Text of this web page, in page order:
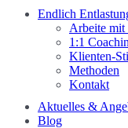
Endlich
Arbeite mit
1:1
Klienten-
Methoden
Kontakt
Aktuelles &
Blog